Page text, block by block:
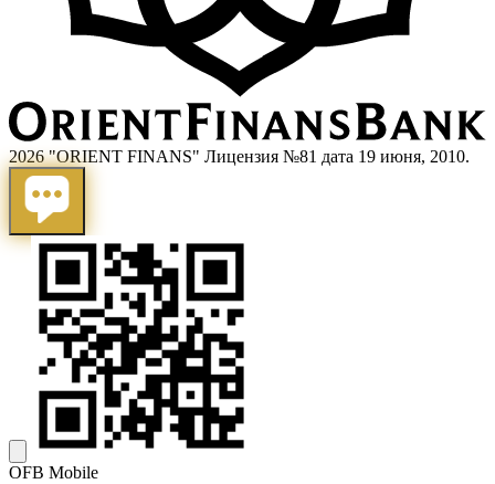
2026 "ORIENT FINANS" Лицензия №81 дата 19 июня, 2010.
OFB Mobile